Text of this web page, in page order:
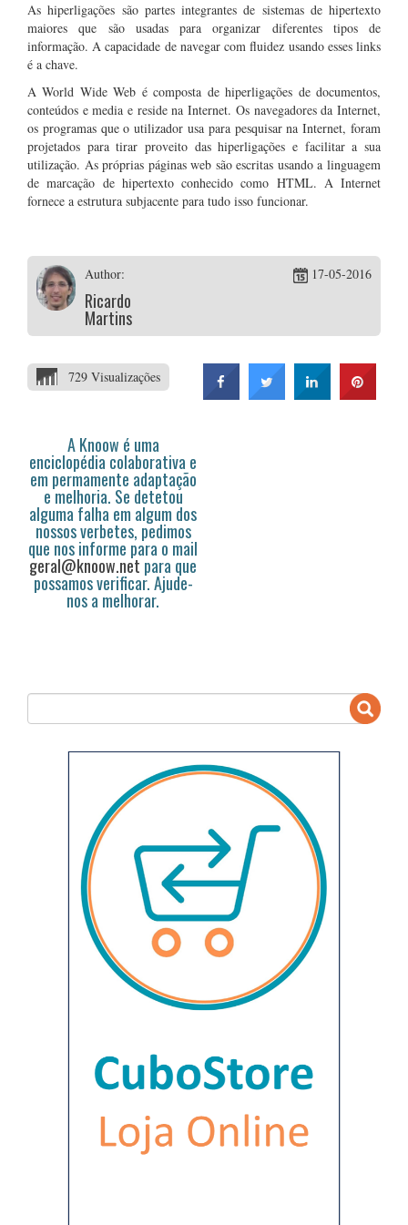
As hiperligações são partes integrantes de sistemas de hipertexto
maiores que são usadas para organizar diferentes tipos de
informação. A capacidade de navegar com fluidez usando esses links
é a chave.
A World Wide Web é composta de hiperligações de documentos,
conteúdos e media e reside na Internet. Os navegadores da Internet,
os programas que o utilizador usa para pesquisar na Internet, foram
projetados para tirar proveito das hiperligações e facilitar a sua
utilização. As próprias páginas web são escritas usando a linguagem
de marcação de hipertexto conhecido como HTML. A Internet
fornece a estrutura subjacente para tudo isso funcionar.
Author:
Ricardo
Martins
17-05-2016
729 Visualizações
A Knoow é uma
enciclopédia colaborativa e
em permamente adaptação
e melhoria. Se detetou
alguma falha em algum dos
nossos verbetes, pedimos
que nos informe para o mail
geral@knoow.net para que
possamos verificar. Ajude-
nos a melhorar.